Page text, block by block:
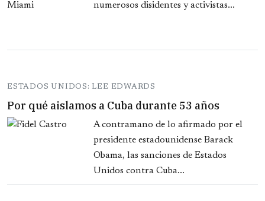
numerosos disidentes y activistas...
ESTADOS UNIDOS: LEE EDWARDS
Por qué aislamos a Cuba durante 53 años
A contramano de lo afirmado por el
presidente estadounidense Barack
Obama, las sanciones de Estados
Unidos contra Cuba...